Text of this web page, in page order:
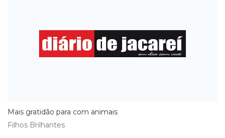
Mais gratidão para com animais
Filhos Brilhantes